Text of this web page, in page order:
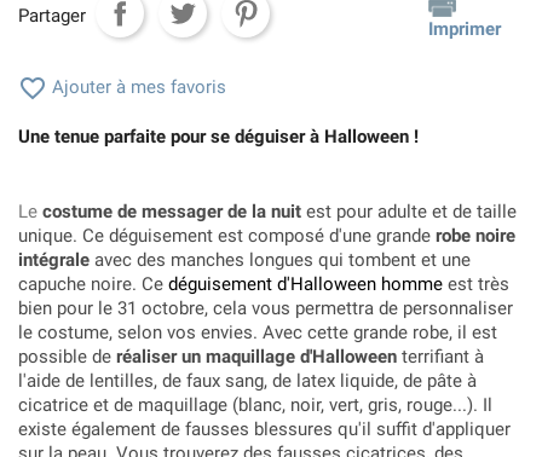
Partager
Imprimer
 Ajouter à mes favoris
Une tenue parfaite pour se déguiser à Halloween !
Le costume de messager de la nuit est pour adulte et de taille
unique. Ce déguisement est composé d'une grande robe noire
intégrale avec des manches longues qui tombent et une
capuche noire. Ce déguisement d'Halloween homme est très
bien pour le 31 octobre, cela vous permettra de personnaliser
le costume, selon vos envies. Avec cette grande robe, il est
possible de réaliser un maquillage d'Halloween terrifiant à
l'aide de lentilles, de faux sang, de latex liquide, de pâte à
cicatrice et de maquillage (blanc, noir, vert, gris, rouge...). Il
existe également de fausses blessures qu'il suffit d'appliquer